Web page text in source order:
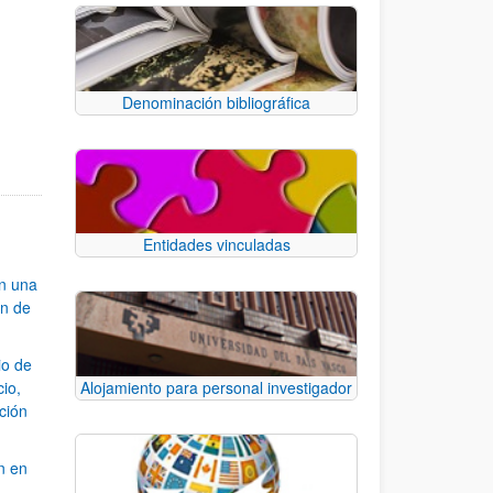
TAB para desplazarse.
una
de
de
en
Denominación bibliográfica
Entidades vinculadas
Alojamiento para personal investigador